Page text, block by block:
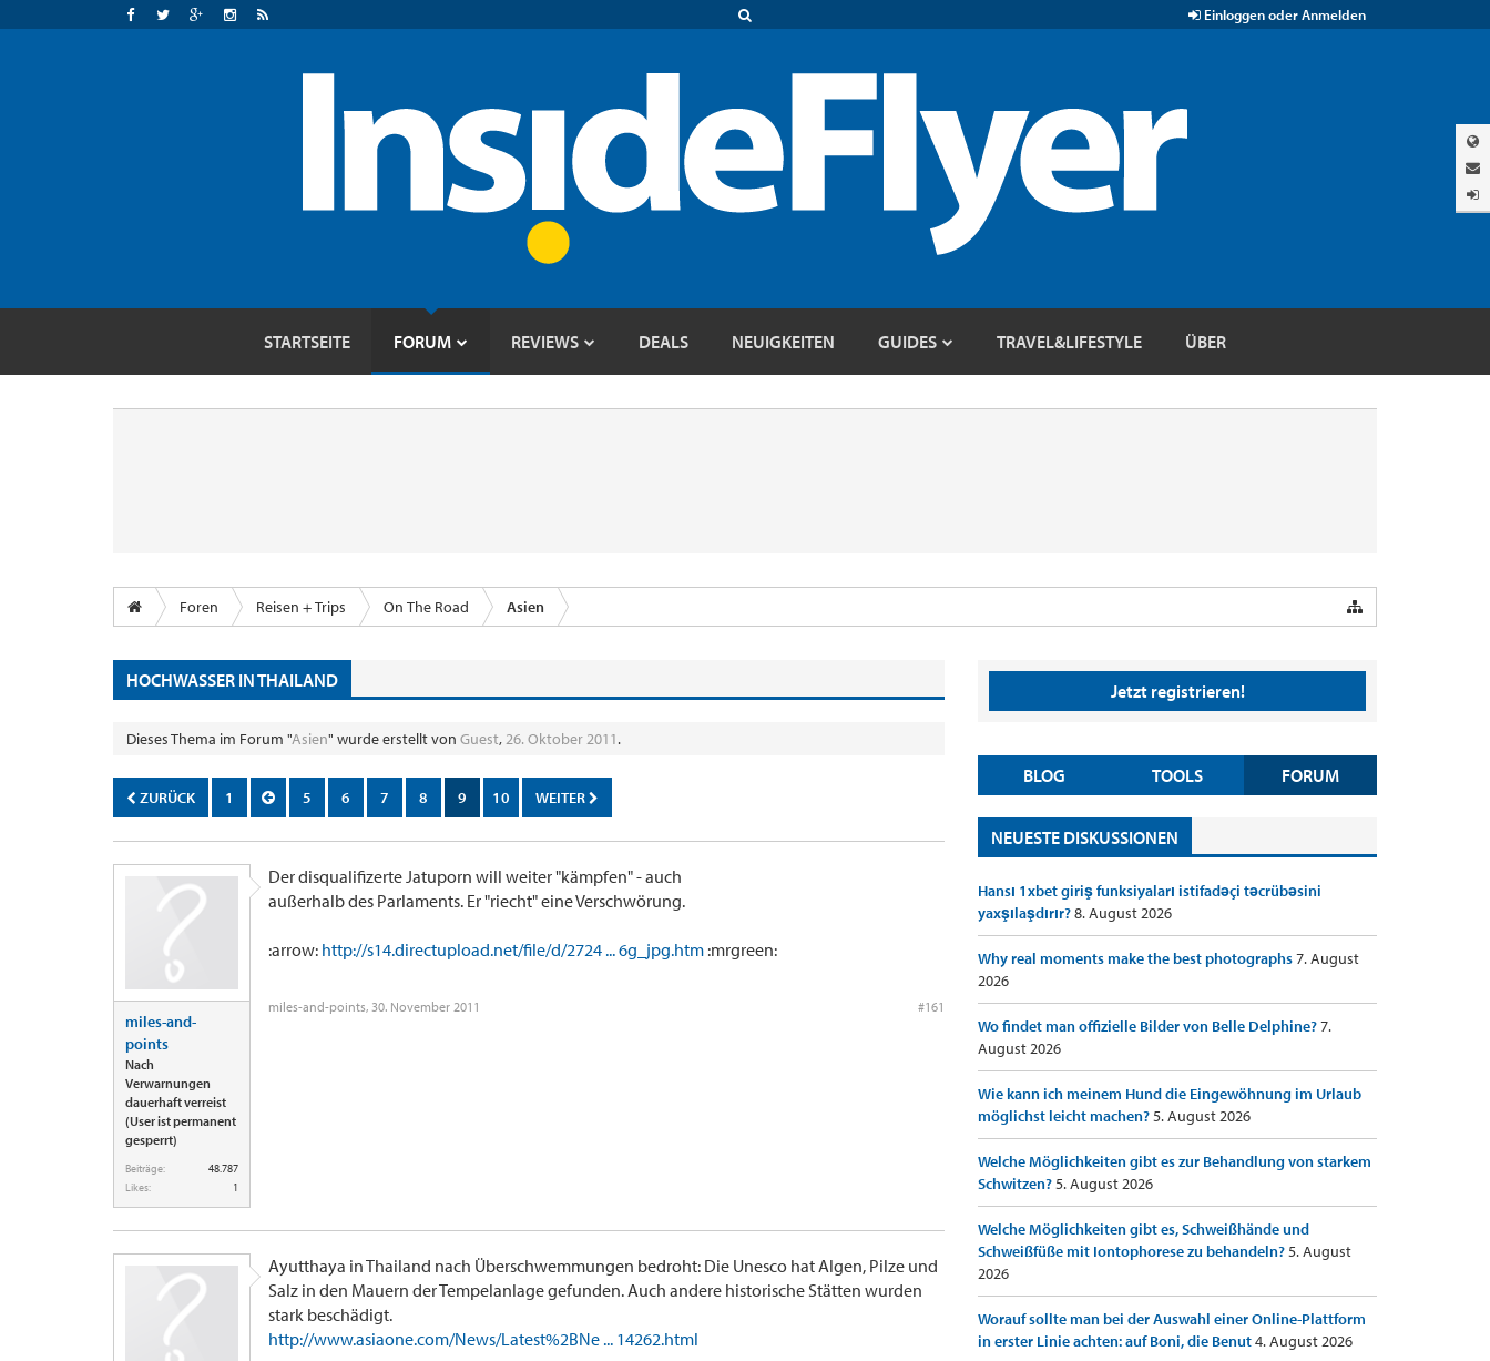
Einloggen oder Anmelden
STARTSEITE FORUM REVIEWS DEALS NEUIGKEITEN GUIDES TRAVEL&LIFESTYLE ÜBER
Foren Reisen + Trips On The Road Asien
HOCHWASSER IN THAILAND
Dieses Thema im Forum "Asien" wurde erstellt von Guest,26. Oktober 2011.
ZURÜCK 1 5 6 7 8 9 10 WEITER
miles-and-
points
Nach
Verwarnungen
dauerhaft verreist
(User ist permanent
gesperrt)
Beiträge:
48.787
Likes:
1
Der disqualifizerte Jatuporn will weiter "kämpfen" - auch
außerhalb des Parlaments. Er "riecht" eine Verschwörung.
:arrow: http://s14.directupload.net/file/d/2724 ... 6g_jpg.htm :mrgreen:
miles-and-points, 30. November 2011 #161
Ayutthaya in Thailand nach Überschwemmungen bedroht: Die Unesco hat Algen, Pilze und
Salz in den Mauern der Tempelanlage gefunden. Auch andere historische Stätten wurden
stark beschädigt.
http://www.asiaone.com/News/Latest%2BNe ... 14262.html
Jetzt registrieren!
BLOG TOOLS FORUM
NEUESTE DISKUSSIONEN
Hansı 1xbet giriş funksiyaları istifadəçi təcrübəsini
yaxşılaşdırır?8. August 2026
Why real moments make the best photographs7. August
2026
Wo findet man offizielle Bilder von Belle Delphine?7.
August 2026
Wie kann ich meinem Hund die Eingewöhnung im Urlaub
möglichst leicht machen?5. August 2026
Welche Möglichkeiten gibt es zur Behandlung von starkem
Schwitzen?5. August 2026
Welche Möglichkeiten gibt es, Schweißhände und
Schweißfüße mit Iontophorese zu behandeln?5. August
2026
Worauf sollte man bei der Auswahl einer Online-Plattform
in erster Linie achten: auf Boni, die Benut4. August 2026